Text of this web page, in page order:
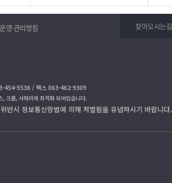
영·관리방침 찾아오시는길
454-5536 / 팩스 063-462-9309
크롬, 사파리에 최적화 되어있습니다.
반시 정보통신망법에 의해 처벌됨을 유념하시기 바랍니다.